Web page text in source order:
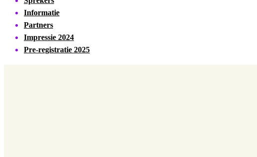
Informatie
Partners
Impressie 2024
Pre-registratie 2025